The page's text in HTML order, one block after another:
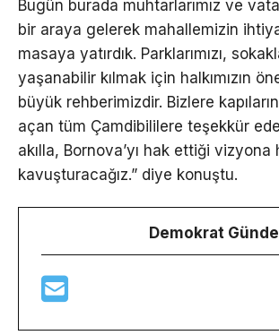
Bugün burada muhtarlarımız ve
bir araya gelerek mahallemizin
masaya yatırdık. Parklarımızı,
yaşanabilir kılmak için halkımızın
büyük rehberimizdir. Bizlere
açan tüm Çamdibililere teşekkür
akılla, Bornova’yı hak ettiği vizyona
kavuşturacağız.” diye konuştu.
Demokrat